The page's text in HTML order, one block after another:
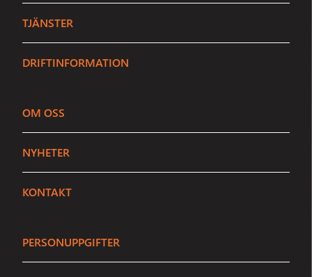
TJÄNSTER
DRIFTINFORMATION
OM OSS
NYHETER
KONTAKT
PERSONUPPGIFTER
Sundbybergs Stadsnät
E-post